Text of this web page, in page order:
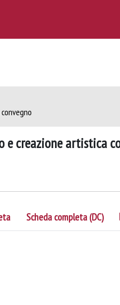
e creazione artistica
Scheda completa (DC)